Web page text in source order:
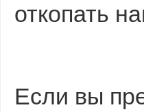
откопать
Если вы